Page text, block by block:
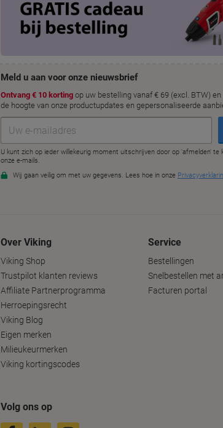
Over Viking
Viking Shop
Trustpilot klanten reviews
Affiliate Partnerprogramma
Herroepingsrecht
Viking Blog
Eigen merken
Milieukeurmerken
Viking kortingscodes
Service
Bestellingen
Snelbestellen met
Facturen portal
Volg ons op